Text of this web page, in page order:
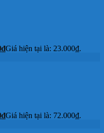
₫Giá hiện tại là: 23.000₫.
₫Giá hiện tại là: 72.000₫.